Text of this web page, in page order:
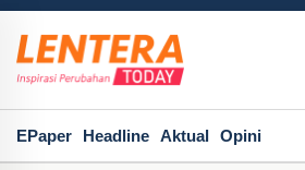
EPaper Headline Aktual Opini